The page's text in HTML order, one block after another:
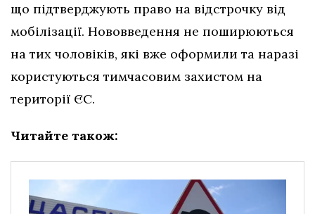
що підтверджують право на відстрочку від
мобілізації. Нововведення не поширюються
на тих чоловіків, які вже оформили та наразі
користуються тимчасовим захистом на
території ЄС.
Читайте також: